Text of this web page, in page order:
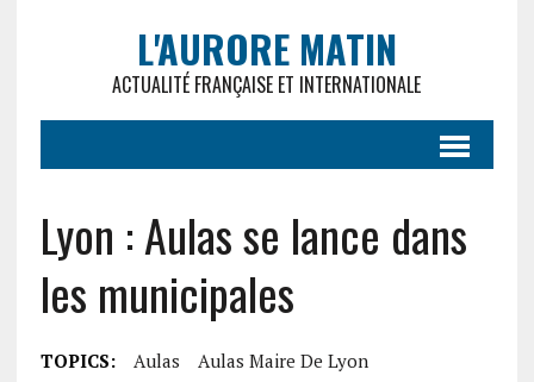
L'AURORE MATIN
ACTUALITÉ FRANÇAISE ET INTERNATIONALE
Lyon : Aulas se lance dans
les municipales
TOPICS: Aulas
Aulas Maire De Lyon